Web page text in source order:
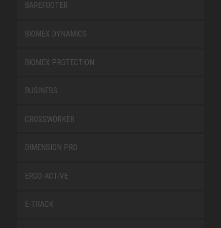
BAREFOOTER
BIOMEX DYNAMICS
BIOMEX PROTECTION
BUSINESS
CROSSWORKER
DIMENSION PRO
ERGO-ACTIVE
E-TRACK